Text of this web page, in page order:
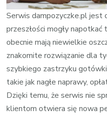
Serwis dampozyczke.pl
przeszłości mogły
obecnie mają niewielkie
znakomite rozwiązanie dla
szybkiego zastrzyku
takie jak nagłe naprawy,
Dzięki temu, że serwis nie
klientom otwiera się nowa